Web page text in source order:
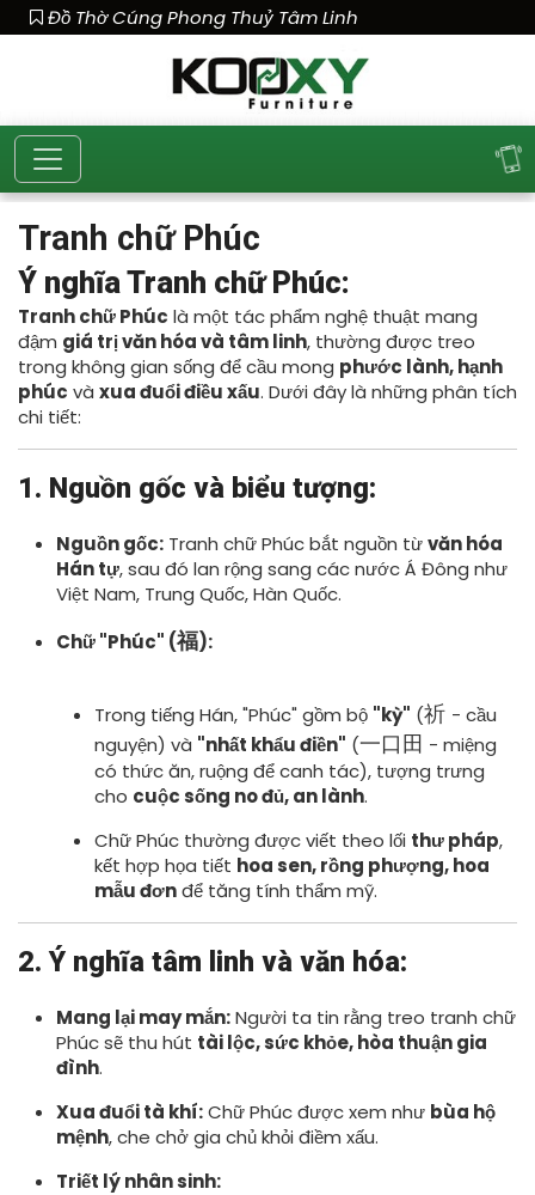
Đồ Thờ Cúng Phong Thuỷ Tâm Linh
Tranh chữ Phúc
Ý nghĩa Tranh chữ Phúc:
Tranh chữ Phúc là một tác phẩm nghệ thuật mang
đậm giá trị văn hóa và tâm linh, thường được treo
trong không gian sống để cầu mong phước lành, hạnh
phúc và xua đuổi điều xấu. Dưới đây là những phân tích
chi tiết:
1. Nguồn gốc và biểu tượng:
Nguồn gốc: Tranh chữ Phúc bắt nguồn từvăn hóa
Hán tự, sau đó lan rộng sang các nước Á Đông như
Việt Nam, Trung Quốc, Hàn Quốc.
Chữ "Phúc" (福):
Trong tiếng Hán, "Phúc" gồm bộ "kỳ" (祈 - cầu
nguyện) và "nhất khẩu điền" (一口田 - miệng
có thức ăn, ruộng để canh tác), tượng trưng
cho cuộc sống no đủ, an lành.
Chữ Phúc thường được viết theo lối thư pháp,
kết hợp họa tiết hoa sen, rồng phượng, hoa
mẫu đơnđể tăng tính thẩm mỹ.
2. Ý nghĩa tâm linh và văn hóa:
Mang lại may mắn:Người ta tin rằng treo tranh chữ
Phúc sẽ thu hút tài lộc, sức khỏe, hòa thuận gia
đình.
Xua đuổi tà khí:Chữ Phúc được xem như bùa hộ
mệnh, che chở gia chủ khỏi điềm xấu.
Triết lý nhân sinh: